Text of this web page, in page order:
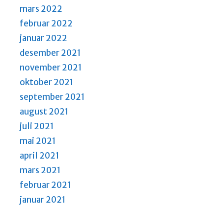
mars 2022
februar 2022
januar 2022
desember 2021
november 2021
oktober 2021
september 2021
august 2021
juli 2021
mai 2021
april 2021
mars 2021
februar 2021
januar 2021